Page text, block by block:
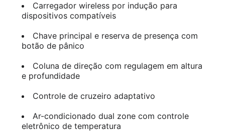
Carregador wireless por indução para
dispositivos compatíveis
Chave principal e reserva de presença com
botão de pânico
Coluna de direção com regulagem em altura
e profundidade
Controle de cruzeiro adaptativo
Ar-condicionado dual zone com controle
eletrônico de temperatura